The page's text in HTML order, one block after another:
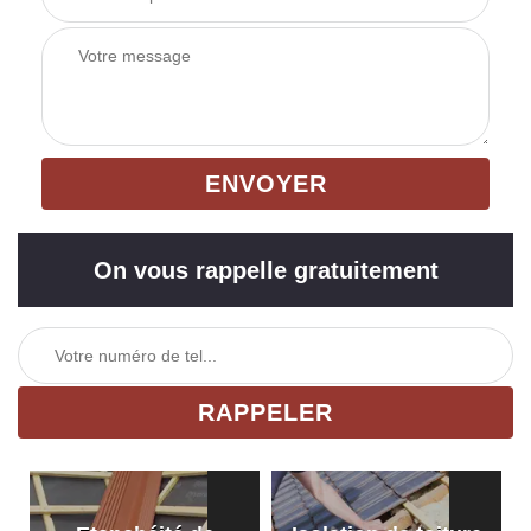
On vous rappelle gratuitement